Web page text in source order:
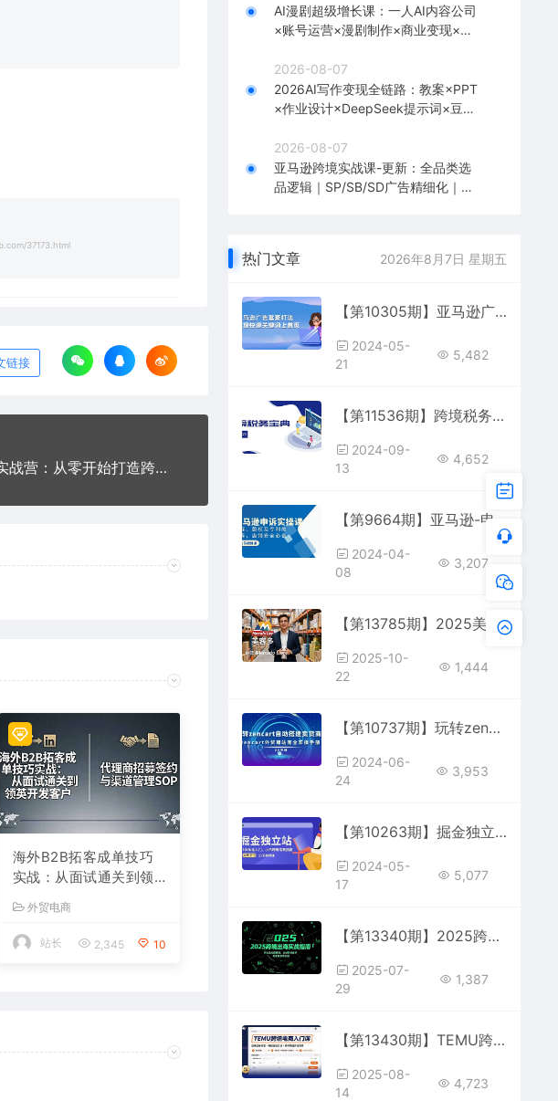
37173.html
链接
【第11882期】2024Temu实战营：从零开始打造跨境电商，增加收入，出海赚美金
海外B2B拓客成单技巧
实战：从面试通关到领
募签约与渠道管理SOP
外贸电商
站长 2,345 10
AI漫剧超级增长课：一人AI内容公司
×账号运营×漫剧制作×商业变现×从0
2026-08-07
2026AI写作变现全链路：教案×PPT
×作业设计×DeepSeek提示词×豆包
賺钱
2026-08-07
亚马逊跨境实战课-更新：全品类选
品逻辑｜SP/SB/SD广告精细化｜新
热门文章 2026年8月7日 星期五
【第10305期】亚马逊广告 富豪打法，实现快速关键词上首页
2024-05-
21
5,482
【第11536期】跨境税务宝典教程：跨境电商全球税务处理策略
2024-09-
13
4,652
2024-04-
08
3,207
【第13785期】2025美客多Mercado Libre运营课：账号注册/产品上传/促销活动/自发货模式
2025-10-
22
1,444
【第10737期】玩转zencart自助搭建卖货商城，zencart外贸建站完全实操手册-36节课
2024-06-
24
3,953
【第10263期】掘金独立站，0-1体系化入门，小白跨境电商指南（11节视频课）
2024-05-
17
5,077
【第13340期】2025跨境出海实战指南，并购全流程解析，自创营销体系，专家基本功训练
2025-07-
29
1,387
【第13430期】TEMU跨境电商入门课，店铺注册流程，商品创建方法，新手快速开店指南
2025-08-
14
4,723